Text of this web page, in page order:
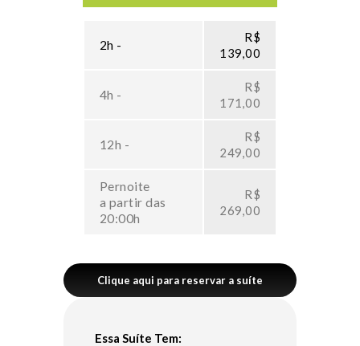
2h -
R$
139,00
4h -
R$
171,00
12h -
R$
249,00
Pernoite
a partir das
20:00h
R$
269,00
Clique aqui para reservar a suíte
Essa Suíte Tem: